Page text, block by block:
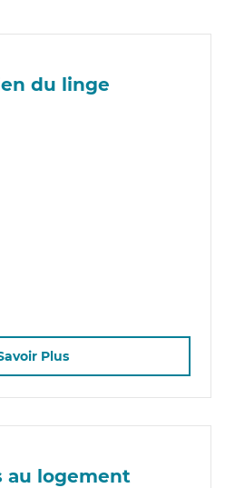
du linge
Plus
au logement